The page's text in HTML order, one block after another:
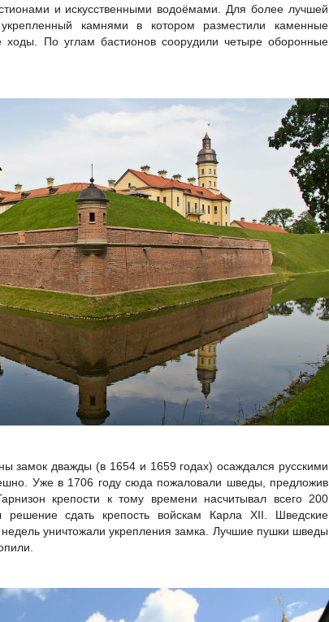
и искусственными водоёмами. Для более лучшей
камнями в котором разместили каменные
По углам бастионов соорудили четыре оборонные
замок дважды (в 1654 и 1659 годах) осаждался русскими
Уже в 1706 году сюда пожаловали шведы, предложив
крепости к тому времени насчитывал всего 200
решение сдать крепость войскам Карла XII. Шведские
уничтожали укрепления замка. Лучшие пушки шведы